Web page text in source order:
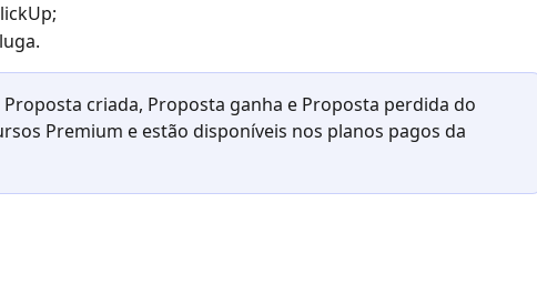
criada, Proposta ganha e Proposta perdida do
Premium e estão disponíveis nos planos pagos da